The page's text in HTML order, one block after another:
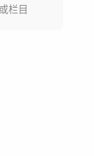
栏目